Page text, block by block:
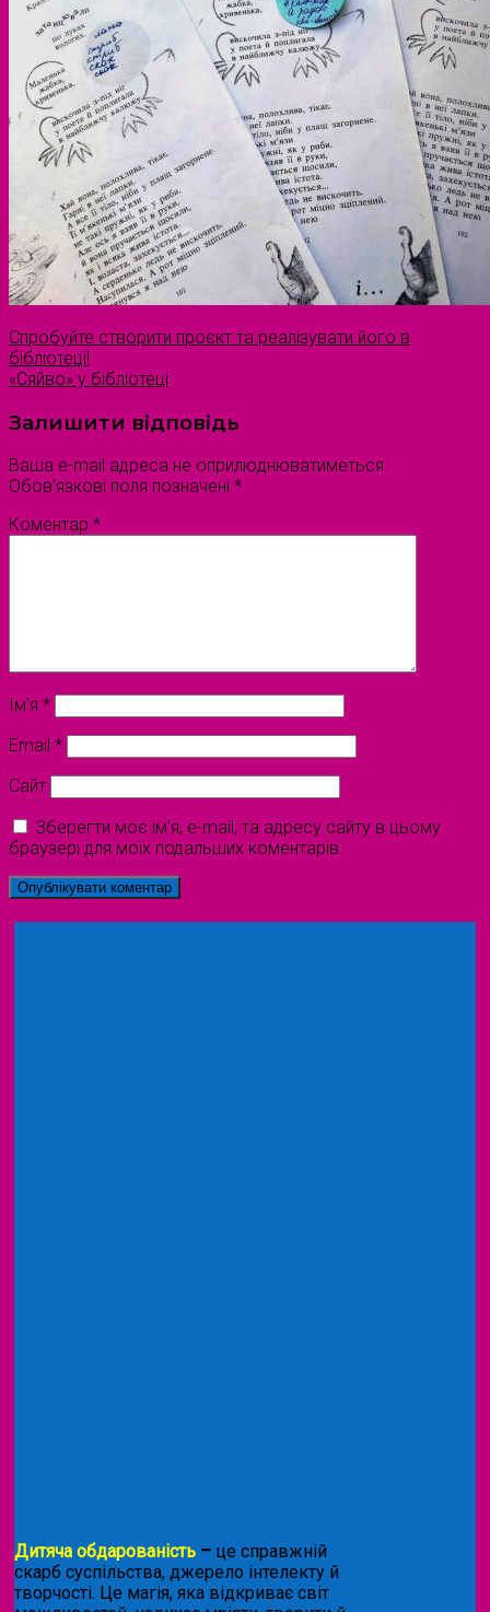
Спробуйте створити проєкт та реалізувати його в
бібліотеці!
«Сяйво» у бібліотеці
Залишити відповідь
Ваша e-mail адреса не оприлюднюватиметься.
Обов’язкові поля позначені *
Коментар *
Ім'я *
Email *
Сайт
Зберегти моє ім'я, e-mail, та адресу сайту в цьому
браузері для моїх подальших коментарів.
Дитяча обдарованість – це справжній
скарб суспільства, джерело інтелекту й
творчості. Це магія, яка відкриває світ